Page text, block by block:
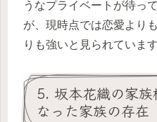
うなプライベートが待っ
が、現時点では恋愛より
りも強いと見られています
5. 坂本花織の家族
なった家族の存在